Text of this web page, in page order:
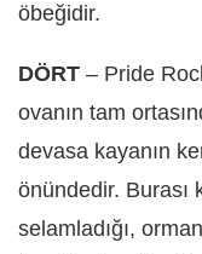
öbeğidir.
DÖRT – Pride
ovanın tam
devasa kayanın
önündedir. Burası
selamladığı,